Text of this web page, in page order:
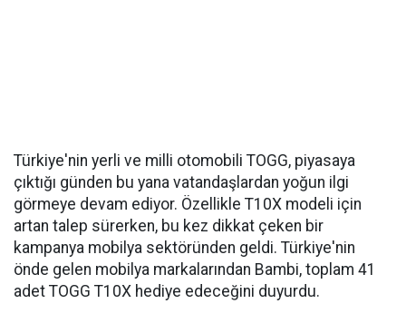
Türkiye'nin yerli ve milli otomobili TOGG, piyasaya
çıktığı günden bu yana vatandaşlardan yoğun ilgi
görmeye devam ediyor. Özellikle T10X modeli için
artan talep sürerken, bu kez dikkat çeken bir
kampanya mobilya sektöründen geldi. Türkiye'nin
önde gelen mobilya markalarından Bambi, toplam 41
adet TOGG T10X hediye edeceğini duyurdu.